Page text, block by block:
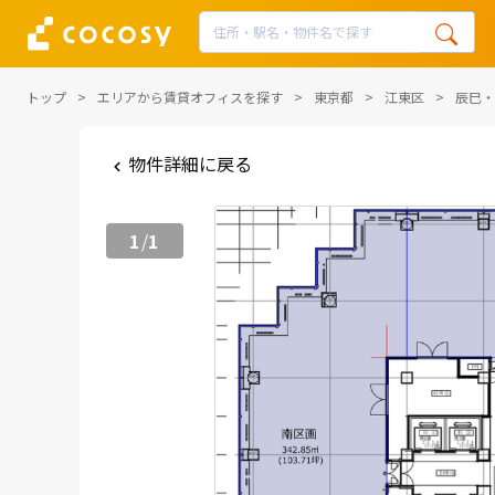
トップ エリアから賃貸オフィスを探す 東京都 江東区 辰巳
物件詳細に戻る
1/1